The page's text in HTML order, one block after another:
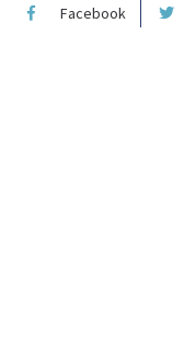
Facebook